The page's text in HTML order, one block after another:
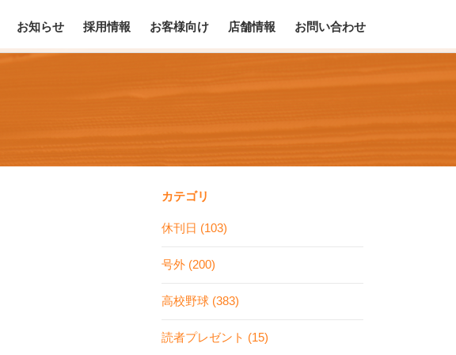
お知らせ 採用情報 お客様向け 店舗情報 お問い合わせ
カテゴリ
休刊日 (103)
号外 (200)
高校野球 (383)
読者プレゼント (15)